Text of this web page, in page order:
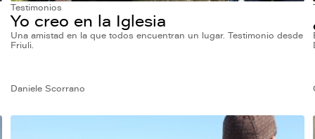
Testimonios
Yo creo en la Iglesia
Una amistad en la que todos encuentran un lugar. Testimonio desde
Friuli.
Daniele Scorrano